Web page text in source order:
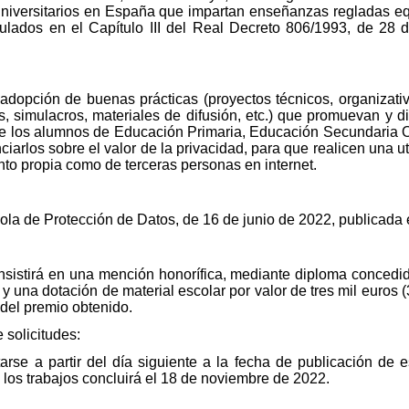
en España que impartan enseñanzas regladas
en el Capítulo III del Real Decreto 806/1993, de 28
de buenas prácticas (proyectos técnicos,
simulacros, materiales de difusión, etc.) que promuevan y
los alumnos de Educación Primaria, Educación Secundaria
sobre el valor de la privacidad, para que realicen una
propia como de terceras personas en internet.
de Protección de Datos, de 16 de junio de 2022, publicada
en una mención honorífica, mediante diploma
una dotación de material escolar por valor de tres mil euros
premio obtenido.
solicitudes:
a partir del día siguiente a la fecha de publicación de
trabajos concluirá el 18 de noviembre de 2022.